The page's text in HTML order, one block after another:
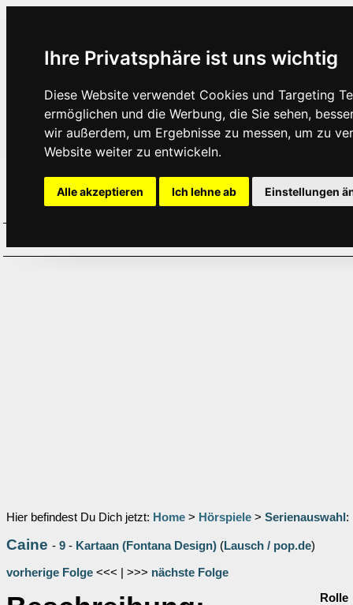
Ihre Privatsphäre ist uns wichtig
Diese Website verwendet Cookies und Targeting
ermöglichen und die Werbung, die Sie sehen,
wir außerdem, um Ergebnisse zu messen, um zu
Website weiter zu entwickeln.
Alle akzeptieren Ich lehne ab Einstellungen
Hier befindest Du Dich jetzt: Home > Hörspiele > Serienauswahl :
Caine - 9 - Kartaan (Fontana Design) (Lausch / pop.de)
vorherige Folge <<< | >>> nächste Folge
Rolle